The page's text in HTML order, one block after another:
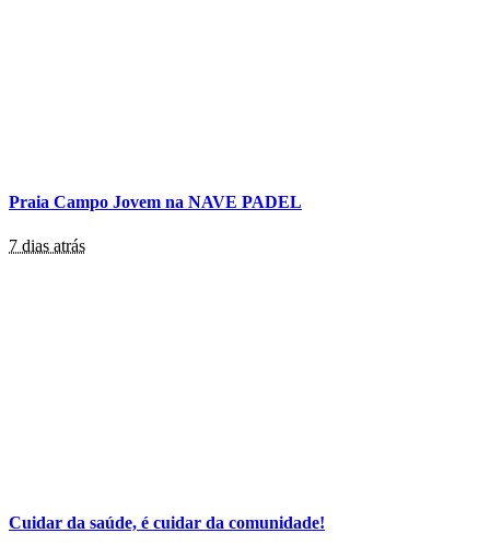
Praia Campo Jovem na NAVE PADEL
7 dias atrás
Cuidar da saúde, é cuidar da comunidade!